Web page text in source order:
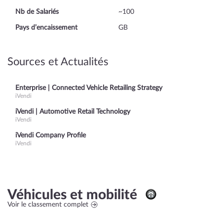
Nb de Salariés ~100
Pays d’encaissement GB
Sources et Actualités
Enterprise | Connected Vehicle Retailing Strategy
iVendi
iVendi | Automotive Retail Technology
iVendi
iVendi Company Profile
iVendi
Véhicules et mobilité
Voir le classement complet